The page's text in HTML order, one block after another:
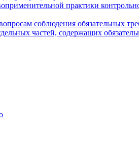
практики
соблюдения обязательных
частей, содержащих